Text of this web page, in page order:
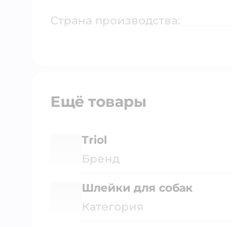
Страна производства:
Ещё товары
Triol
Бренд
Шлейки для собак
Категория